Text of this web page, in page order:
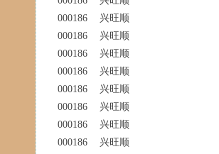
000186
兴旺顺
000186
兴旺顺
000186
兴旺顺
000186
兴旺顺
000186
兴旺顺
000186
兴旺顺
000186
兴旺顺
000186
兴旺顺